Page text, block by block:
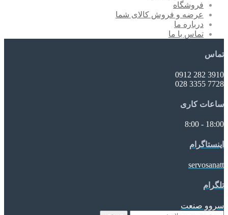
فروشگاه
عرضه و فروش کالای شما
درباره ما
تماس با ما
تماس
3910 282 0912
7728 3355 028
ساعات کاری
18:00 - 8:00
اینستاگرام
servosanatt
تلگرام
سروو صنعت